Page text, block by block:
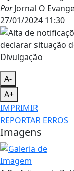
PorJornal O
27/01/2024 11:30
Divulgação
A-
A+
IMPRIMIR
REPORTAR ERROS
Imagens